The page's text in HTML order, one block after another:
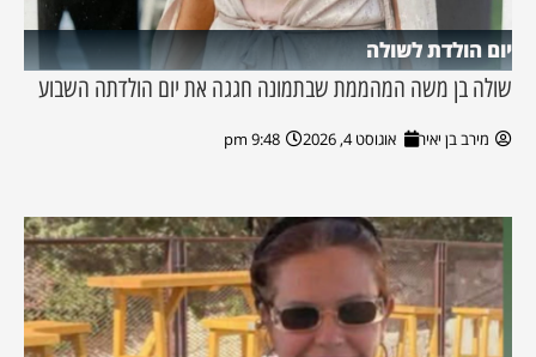
יום הולדת לשולה
שולה בן משה המהממת שבתמונה חגגה את יום הולדתה השבוע
מירב בן יאיר אוגוסט 4, 2026 9:48 pm